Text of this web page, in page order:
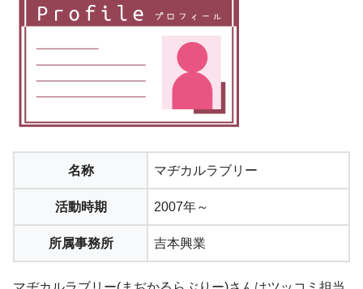
名称 マヂカルラブリー
活動時期 2007年～
所属事務所 吉本興業